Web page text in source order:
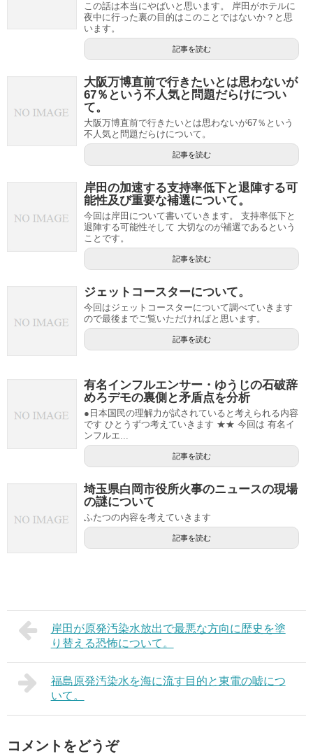
この話は本当にやばいと思います。 岸田がホテルに
夜中に行った裏の目的はこのことではないか？と思
います。
記事を読む
大阪万博直前で行きたいとは思わないが
67％という不人気と問題だらけについ
て。
大阪万博直前で行きたいとは思わないが67％という
不人気と問題だらけについて。
記事を読む
岸田の加速する支持率低下と退陣する可
能性及び重要な補選について。
今回は岸田について書いていきます。 支持率低下と
退陣する可能性そして 大切なのが補選であるという
ことです。
記事を読む
ジェットコースターについて。
今回はジェットコースターについて調べていきます
ので最後までご覧いただければと思います。
記事を読む
有名インフルエンサー・ゆうじの石破辞
めろデモの裏側と矛盾点を分析
●日本国民の理解力が試されていると考えられる内容
です ひとうずつ考えていきます ★★ 今回は 有名イ
ンフルエ...
記事を読む
埼玉県白岡市役所火事のニュースの現場
の謎について
ふたつの内容を考えていきます
記事を読む
岸田が原発汚染水放出で最悪な方向に歴史を塗
り替える恐怖について。
福島原発汚染水を海に流す目的と東電の嘘につ
いて。
コメントをどうぞ